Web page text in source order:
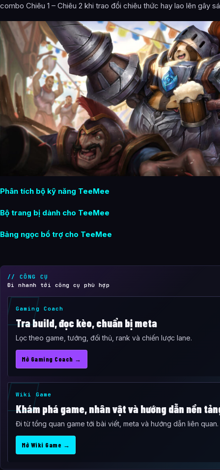
combo Chiêu 1 – Chiêu 2 khi trao đổi chiêu thức hay lao lên gây
Phân tích bộ kỹ năng TeeMee
Bộ trang bị dành cho TeeMee
Bảng ngọc bổ trợ cho TeeMee
// CÔNG CỤ
Đi nhanh tới công cụ phù hợp
Gaming Coach
Tra build, đọc kèo, chuẩn bị meta
Lọc theo game, tướng, đối thủ, rank và chiến lược lane.
Mở Gaming Coach →
Wiki Game
Khám phá game, nhân vật và hướng dẫn nền
Đi từ tổng quan game tới bài viết, meta và hướng dẫn liên quan.
Mở Wiki Game →